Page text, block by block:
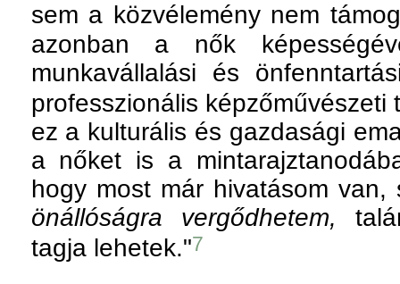
sem a közvélemény nem
azonban a nők
munkavállalási és
professzionális képzőművészeti
ez a kulturális és gazdasági
a nőket is a
hogy most már hivatásom
önállóságra vergődhetem,
tagja lehetek."7